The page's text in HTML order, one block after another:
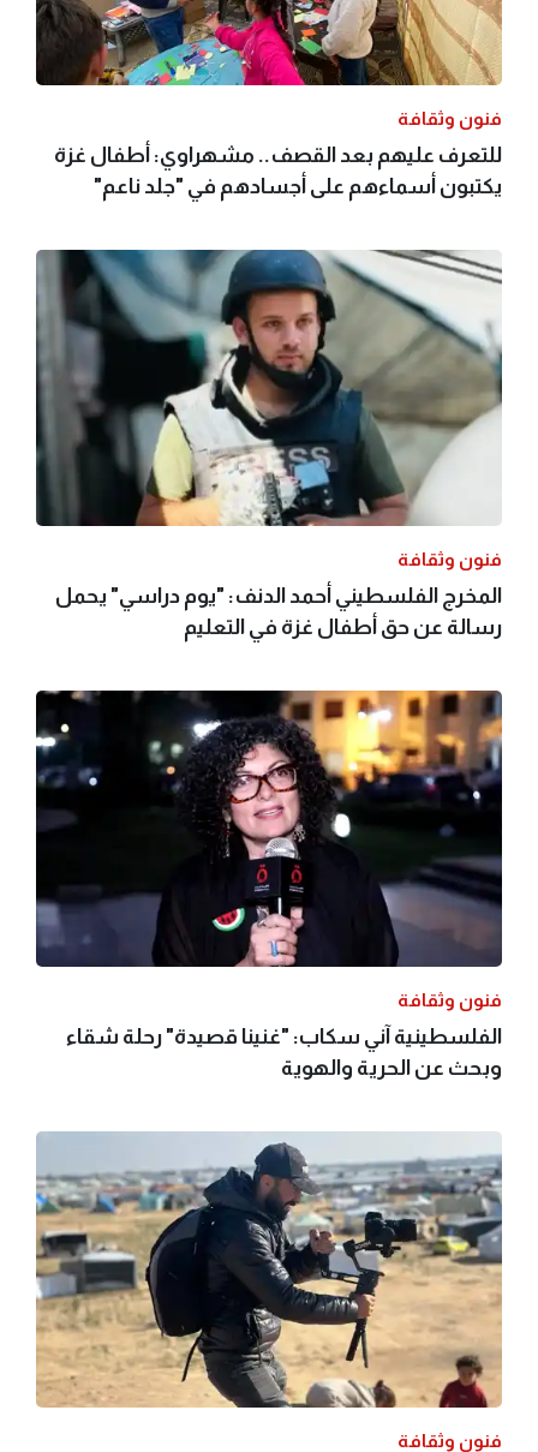
فنون وثقافة
للتعرف عليهم بعد القصف.. مشهراوي: أطفال غزة
يكتبون أسماءهم على أجسادهم في "جلد ناعم"
فنون وثقافة
المخرج الفلسطيني أحمد الدنف: "يوم دراسي" يحمل
رسالة عن حق أطفال غزة في التعليم
فنون وثقافة
الفلسطينية آني سكاب: "غنينا قصيدة" رحلة شقاء
وبحث عن الحرية والهوية
فنون وثقافة